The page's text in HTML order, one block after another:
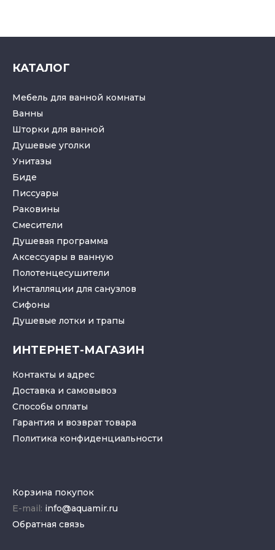
КАТАЛОГ
Мебель для ванной комнаты
Ванны
Шторки для ванной
Душевые уголки
Унитазы
Биде
Писсуары
Раковины
Смесители
Душевая программа
Аксессуары в ванную
Полотенцесушители
Инсталляции для санузлов
Cифоны
Душевые лотки и трапы
ИНТЕРНЕТ-МАГАЗИН
Контакты и адрес
Доставка и самовывоз
Способы оплаты
Гарантия и возврат товара
Политика конфиденциальности
Корзина покупок
E-mail: info@aquamir.ru
Обратная связь